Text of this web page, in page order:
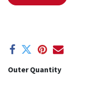
Outer Quantity